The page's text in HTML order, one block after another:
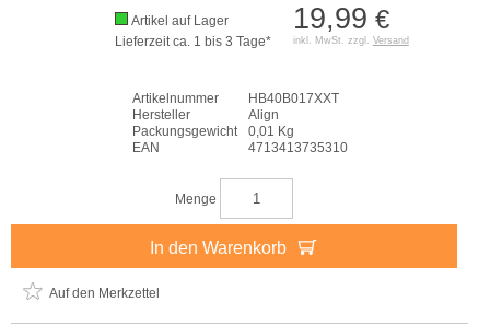
19,99 €
inkl. MwSt. zzgl. Versand
Artikel auf Lager
Lieferzeit ca. 1 bis 3 Tage*
Artikelnummer
HB40B017XXT
Hersteller
Align
Packungsgewicht
0,01 Kg
EAN
4713413735310
Menge
In den Warenkorb
Auf den Merkzettel